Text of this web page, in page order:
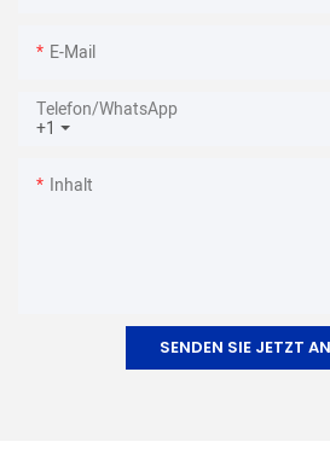
E-Mail
+1
Telefon/WhatsApp
Inhalt
SENDEN SIE JETZT